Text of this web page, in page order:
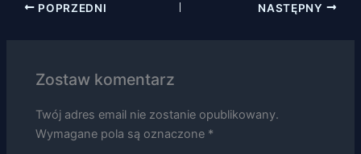
POPRZEDNI NASTĘPNY
Zostaw komentarz
Twój adres email nie zostanie opublikowany.
Wymagane pola są oznaczone *